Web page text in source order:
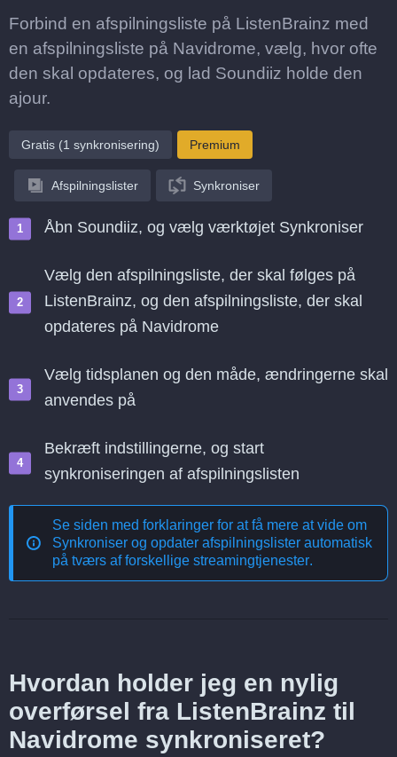
Forbind en afspilningsliste på ListenBrainz med
en afspilningsliste på Navidrome, vælg, hvor ofte
den skal opdateres, og lad Soundiiz holde den
ajour.
Gratis (1 synkronisering) Premium
Afspilningslister Synkroniser
Åbn Soundiiz, og vælg værktøjet Synkroniser
Vælg den afspilningsliste, der skal følges på
ListenBrainz, og den afspilningsliste, der skal
opdateres på Navidrome
Vælg tidsplanen og den måde, ændringerne skal
anvendes på
Bekræft indstillingerne, og start
synkroniseringen af afspilningslisten
Se siden med forklaringer for at få mere at vide om
Synkroniser og opdater afspilningslister automatisk
på tværs af forskellige streamingtjenester.
Hvordan holder jeg en nylig
overførsel fra ListenBrainz til
Navidrome synkroniseret?